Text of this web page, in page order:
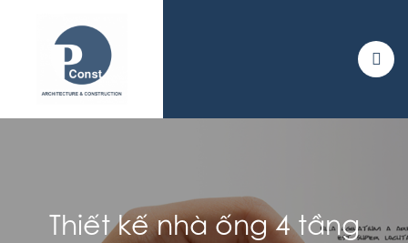
Thiết kế nhà ống 4 tầng